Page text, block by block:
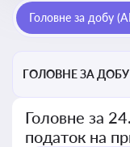
звітність для
Головне за добу
ГОЛОВНЕ ЗА ДОБУ
Головне за
податок на